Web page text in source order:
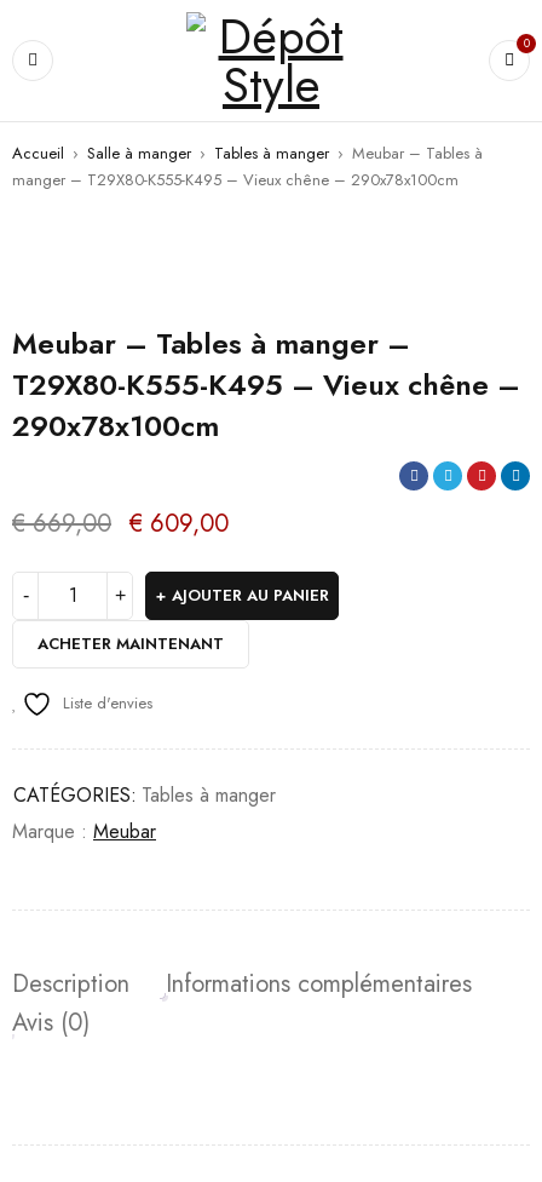
0
Accueil › Salle à manger › Tables à manger › Meubar – Tables à
manger – T29X80-K555-K495 – Vieux chêne – 290x78x100cm
Meubar – Tables à manger –
T29X80-K555-K495 – Vieux chêne –
290x78x100cm
€669,00 € 609,00
AJOUTER AU PANIER
ACHETER MAINTENANT
Liste d'envies
CATÉGORIES: Tables à manger
Marque : Meubar
Description
Informations complémentaires
Avis (0)